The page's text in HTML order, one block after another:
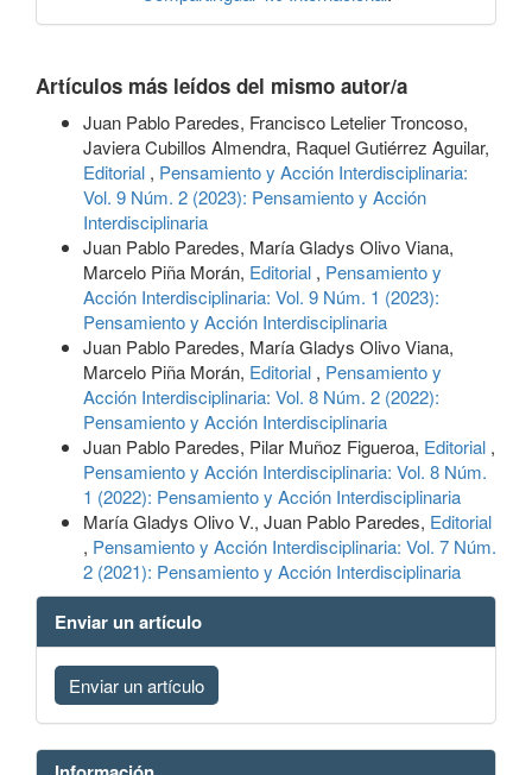
Artículos más leídos del mismo autor/a
Juan Pablo Paredes, Francisco Letelier Troncoso,
Javiera Cubillos Almendra, Raquel Gutiérrez Aguilar,
Editorial , Pensamiento y Acción Interdisciplinaria:
Vol. 9 Núm. 2 (2023): Pensamiento y Acción
Interdisciplinaria
Juan Pablo Paredes, María Gladys Olivo Viana,
Marcelo Piña Morán, Editorial , Pensamiento y
Acción Interdisciplinaria: Vol. 9 Núm. 1 (2023):
Pensamiento y Acción Interdisciplinaria
Juan Pablo Paredes, María Gladys Olivo Viana,
Marcelo Piña Morán, Editorial , Pensamiento y
Acción Interdisciplinaria: Vol. 8 Núm. 2 (2022):
Pensamiento y Acción Interdisciplinaria
Juan Pablo Paredes, Pilar Muñoz Figueroa, Editorial ,
Pensamiento y Acción Interdisciplinaria: Vol. 8 Núm.
1 (2022): Pensamiento y Acción Interdisciplinaria
María Gladys Olivo V., Juan Pablo Paredes, Editorial
, Pensamiento y Acción Interdisciplinaria: Vol. 7 Núm.
2 (2021): Pensamiento y Acción Interdisciplinaria
Enviar un artículo
Enviar un artículo